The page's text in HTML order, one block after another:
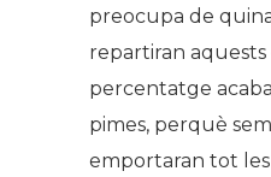
preocupa de
repartiran aquests
percentatge
pimes, perquè
emportaran tot